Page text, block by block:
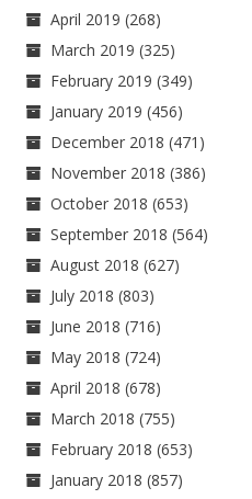
April 2019 (268)
March 2019 (325)
February 2019 (349)
January 2019 (456)
December 2018 (471)
November 2018 (386)
October 2018 (653)
September 2018 (564)
August 2018 (627)
July 2018 (803)
June 2018 (716)
May 2018 (724)
April 2018 (678)
March 2018 (755)
February 2018 (653)
January 2018 (857)